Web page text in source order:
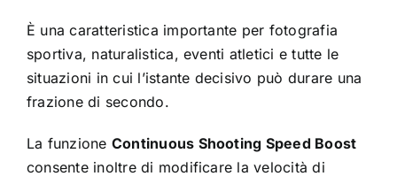
È una caratteristica importante per fotografia
sportiva, naturalistica, eventi atletici e tutte le
situazioni in cui l’istante decisivo può durare una
frazione di secondo.
La funzione Continuous Shooting Speed Boost
consente inoltre di modificare la velocità di